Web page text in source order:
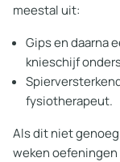
meestal uit:
Gips en daarna
knieschijf
fysiotherapeut.
Als dit niet
weken oefeningen